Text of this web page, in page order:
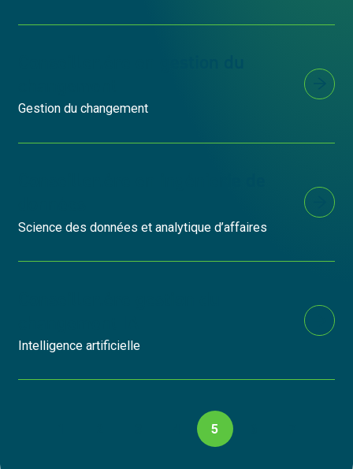
Gestion du changement
Science des données et analytique d’affaires
Intelligence artificielle
5